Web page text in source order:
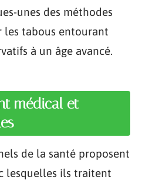
unes des méthodes
les tabous entourant
à un âge avancé.
médical et
de la santé proposent
lesquelles ils traitent